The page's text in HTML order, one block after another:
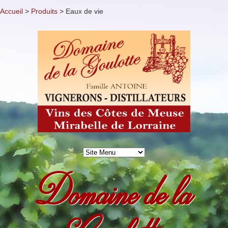
Accueil > Produits > Eaux de vie
Domaine de la